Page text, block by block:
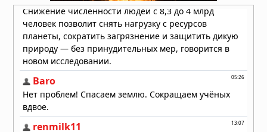
04.08.2026 в 10:00
Марсоход обнаружил загадочное
поле «кожи окаменевшего дракона»
на Марсе
04.08.2026 в 08:34
Кольца Венеры: обнаружение,
лет